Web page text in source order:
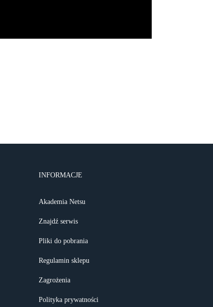
INFORMACJE
Akademia Netsu
Znajdź serwis
Pliki do pobrania
Regulamin sklepu
Zagrożenia
Polityka prywatności